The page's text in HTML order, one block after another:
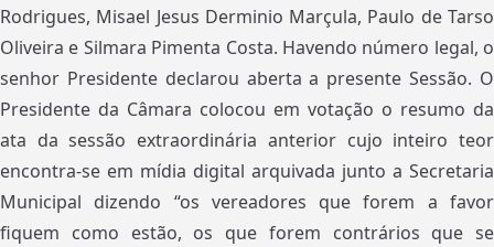
Rodrigues, Misael Jesus Derminio Marçula, Paulo de Tarso
Oliveira e Silmara Pimenta Costa. Havendo número legal, o
senhor Presidente declarou aberta a presente Sessão. O
Presidente da Câmara colocou em votação o resumo da
ata da sessão extraordinária anterior cujo inteiro teor
encontra-se em mídia digital arquivada junto a Secretaria
Municipal dizendo “os vereadores que forem a favor
fiquem como estão, os que forem contrários que se